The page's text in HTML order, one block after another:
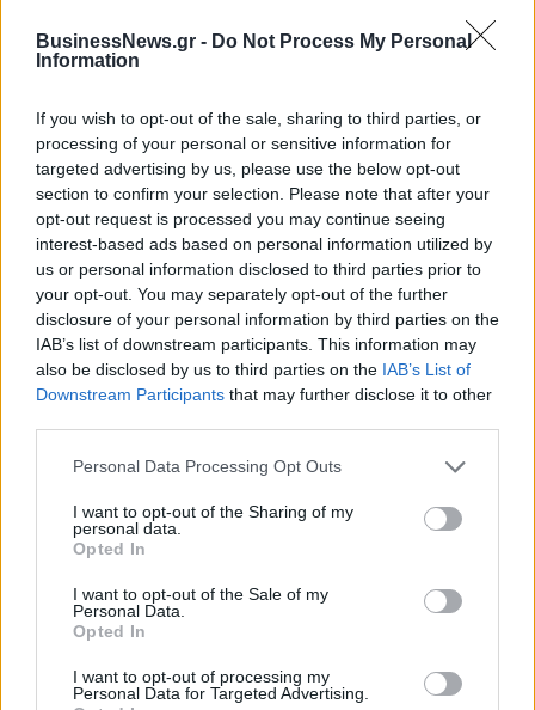
BusinessNews.gr - Do Not Process My Personal
Information
If you wish to opt-out of the sale, sharing to third parties, or
processing of your personal or sensitive information for
targeted advertising by us, please use the below opt-out
section to confirm your selection. Please note that after your
opt-out request is processed you may continue seeing
interest-based ads based on personal information utilized by
us or personal information disclosed to third parties prior to
your opt-out. You may separately opt-out of the further
disclosure of your personal information by third parties on the
IAB’s list of downstream participants. This information may
also be disclosed by us to third parties on the IAB’s List of
Downstream Participants that may further disclose it to other
Personal Data Processing Opt Outs
I want to opt-out of the Sharing of my
personal data.
Opted In
I want to opt-out of the Sale of my
Personal Data.
Opted In
I want to opt-out of processing my
Personal Data for Targeted Advertising.
ΡΟΗ ΕΙΔΗΣΕΩΝ
Έλεγχοι με drones και MyCoast σε πάνω από 300
παραλίες - Πρόστιμα έως 73.000 ευρώ και
σφραγίσεις επιχειρήσεων
07/08/2026 - 11:08 ΕΠΙΧΕΙΡΗΣΕΙΣ
Έρευνα ΕΟΤ: Η Ελλάδα στις κορυφαίες επιλογές
των Ευρωπαίων ταξιδιωτών
07/08/2026 - 10:56 ΤΟΥΡΙΣΜΟΣ
Ειδικό Χωροταξικό Πλαίσιο για τον Τουρισμό:
ανάπτυξη
07/08/2026 - 10:43 ΠΟΛΙΤΙΚΗ
ΣΤΑΣΥ: 29,4 χλμ. νέων σιδηροτροχιών στο Μετρό
αναβάθμισης
07/08/2026 - 10:28
Bank of America: Το τελικό σκορ του Παγκοσμίου